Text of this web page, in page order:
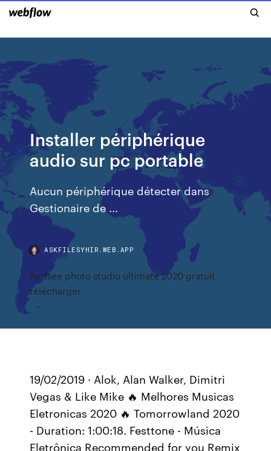
Installer périphérique
audio sur pc portable
Aucun périphérique détecter dans
Gestionaire de ...
ASKFILESYHIR.WEB.APP
Acdsee photo studio ultimate 2020 gratuit
télécharger
19/02/2019 · Alok, Alan Walker, Dimitri
Vegas & Like Mike 🔥 Melhores Musicas
Eletronicas 2020 🔥 Tomorrowland 2020
- Duration: 1:00:18. Festtone - Música
Eletrônica Recommended for you Remix